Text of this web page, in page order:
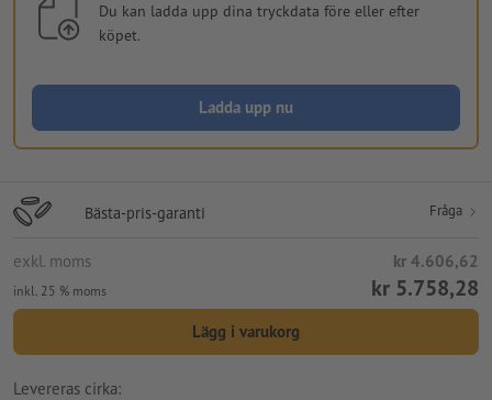
Du kan ladda upp dina tryckdata före eller efter
köpet.
Ladda upp nu
Bästa-pris-garanti Fråga
exkl. moms kr 4.606,62
inkl. 25 % moms kr 5.758,28
Lägg i varukorg
Levereras cirka: